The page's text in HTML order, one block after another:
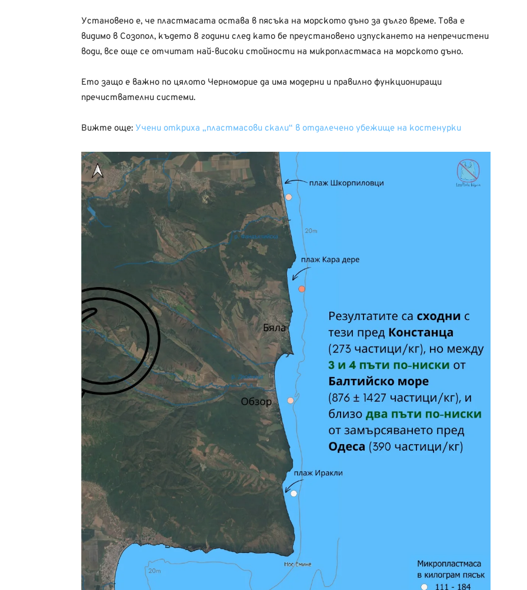
Установено е, че пластмасата остава в пясъка на морското дъно за дълго време. Това е
видимо в Созопол, където 8 години след като бе преустановено изпускането на непречистени
води, все още се отчитат най-високи стойности на микропластмаса на морското дъно.
Ето защо е важно по цялото Черноморие да има модерни и правилно функциониращи
пречиствателни системи.
Вижте още: Учени откриха „пластмасови скали“ в отдалечено убежище на костенурки